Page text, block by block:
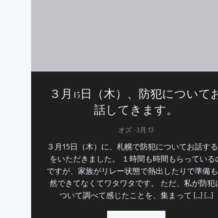
３月15日（木）、防犯について
話してきます。
オズ -3月 13
３月15日（木）に、札幌で防犯についてお話す
をいただきました。 １時間も時間もらっている
ですが、家族がリレー状態で熱出したりで準備
然できてなくてワタワタです。 ただ、私が防犯
ついて調べて感じたことを、集まって […] […]